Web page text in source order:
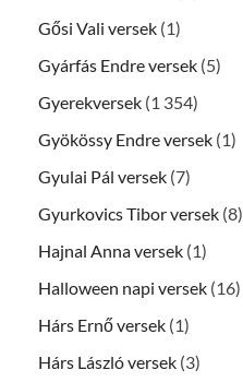
Gősi Vali versek (1)
Gyárfás Endre versek (5)
Gyerekversek (1 354)
Gyökössy Endre versek (1)
Gyulai Pál versek (7)
Gyurkovics Tibor versek (8)
Hajnal Anna versek (1)
Halloween napi versek (16)
Hárs Ernő versek (1)
Hárs László versek (3)